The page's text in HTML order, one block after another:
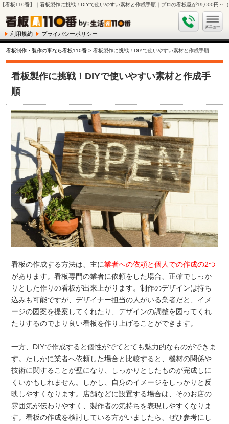
【看板110番】｜看板製作に挑戦！DIYで使いやすい素材と作成手順｜プロの看板屋が19,000円～
利用規約 プライバシーポリシー
看板制作・製作の事なら看板110番> 看板製作に挑戦！DIYで使いやすい素材と作成手順
看板製作に挑戦！DIYで使いやすい素材と作成手
順
看板の作成する方法は、主に業者への依頼と個人での作成の2つ
があります。看板専門の業者に依頼をした場合、正確でしっか
りとした作りの看板が出来上がります。制作のデザインは持ち
込みも可能ですが、デザイナー担当の人がいる業者だと、イメ
ージの図案を提案してくれたり、デザインの調整を図ってくれ
たりするのでより良い看板を作り上げることができます。
一方、DIYで作成すると個性がでてとても魅力的なものができま
す。たしかに業者へ依頼した場合と比較すると、機材の関係や
技術に関することが壁になり、しっかりとしたものが完成しに
くいかもしれません。しかし、自身のイメージをしっかりと反
映しやすくなります。店舗などに設置する場合は、そのお店の
雰囲気が伝わりやすく、製作者の気持ちを表現しやすくなりま
す。看板の作成を検討している方がいましたら、ぜひ参考にし